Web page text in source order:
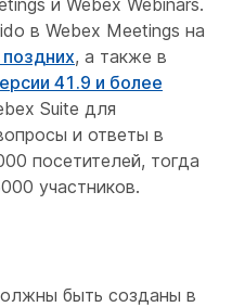
и Webex Webinars.
в Webex Meetings на
, а также в
41.9 и более
Suite для
и ответы в
посетителей, тогда
участников.
быть созданы в